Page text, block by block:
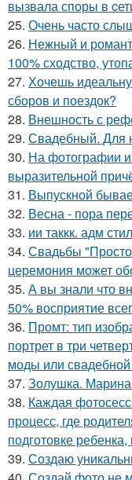
вызвала споры в
25. Очень часто
26. Нежный и
100% сходство,
27. Хочешь
сборов и поездок?
28. Внешность с
29. Свадебный. Для
30. На фотографии
выразительной
31. Выпускной
32. Весна - пора
33. ии таккк. адм
34. Свадьбы
церемония может
35. А вы знали что
50% восприятие
36. Промт: тип
портрет в три
моды или
37. Золушка.
38. Каждая
процесс, где
подготовке
39. Создаю